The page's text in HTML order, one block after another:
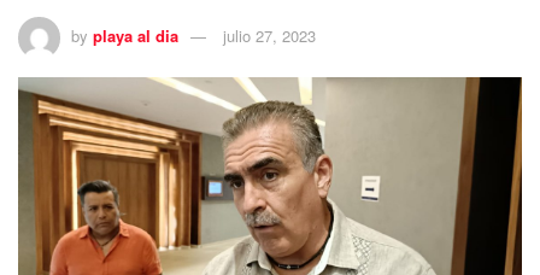
by playa al dia julio 27, 2023